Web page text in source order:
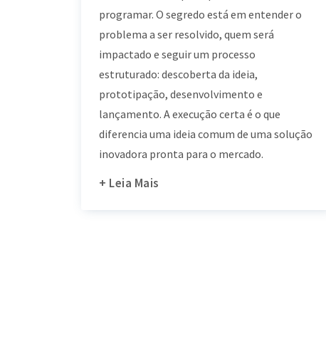
programar. O segredo está em entender o
problema a ser resolvido, quem será
impactado e seguir um processo
estruturado: descoberta da ideia,
prototipação, desenvolvimento e
lançamento. A execução certa é o que
diferencia uma ideia comum de uma solução
inovadora pronta para o mercado.
+ Leia Mais